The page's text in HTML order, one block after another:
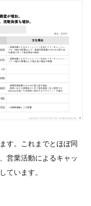
す。これまでとほぼ同
営業活動によるキャッ
ています。